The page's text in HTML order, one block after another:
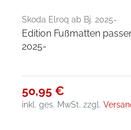
Skoda Elroq ab Bj. 2025-
Edition Fußmatten
2025-
50,95 €
inkl. ges. MwSt. zzgl.